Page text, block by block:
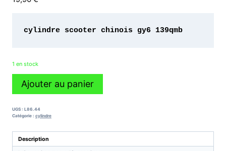
cylindre scooter chinois gy6 139qmb
1 en stock
quantité
scooter
chinois
139qmb
Ajouter au panier
UGS : L86.44
Catégorie : cylindre
Description